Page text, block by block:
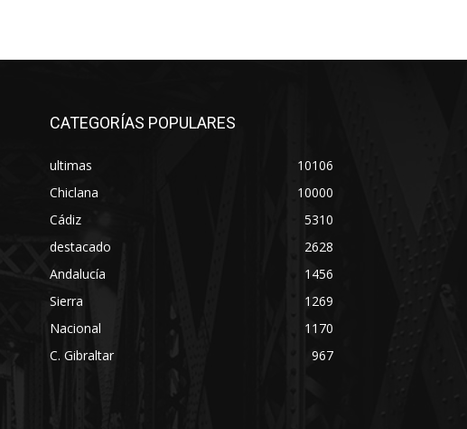
CATEGORÍAS POPULARES
ultimas
10106
Chiclana
10000
Cádiz
5310
destacado
2628
Andalucía
1456
Sierra
1269
Nacional
1170
C. Gibraltar
967